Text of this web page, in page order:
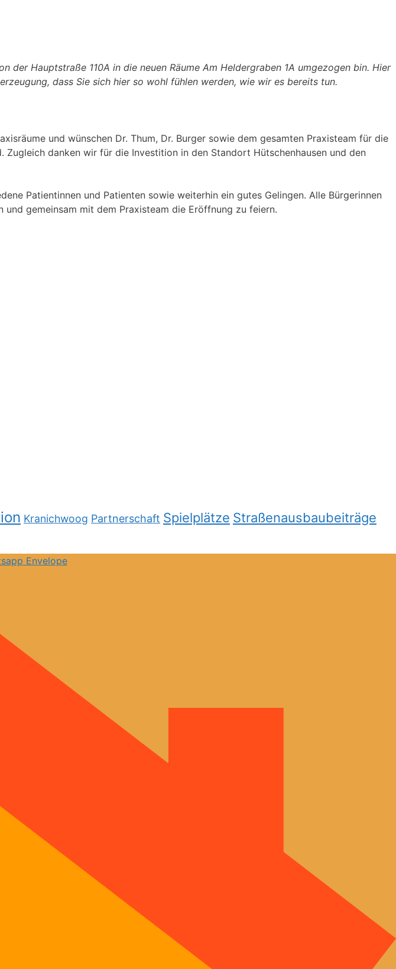
Hauptstraße 110A in die neuen Räume Am Heldergraben 1A umgezogen bin. Hier
dass Sie sich hier so wohl fühlen werden, wie wir es bereits tun.
und wünschen Dr. Thum, Dr. Burger sowie dem gesamten Praxisteam für die
danken wir für die Investition in den Standort Hütschenhausen und den
Patientinnen und Patienten sowie weiterhin ein gutes Gelingen. Alle Bürgerinnen
und gemeinsam mit dem Praxisteam die Eröffnung zu feiern.
Kranichwoog Partnerschaft Spielplätze Straßenausbaubeiträge
Envelope